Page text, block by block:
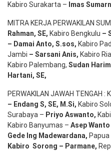
Kabiro Surakarta – Imas
MITRA KERJA PERWAKILAN
Rahman, SE, Kabiro Bengkulu –
– Damai Anto, S.sos, Kabiro
Jambi – Sarsani Anis, Kabiro
Kabiro Palembang, Sudan
Hartani, SE,
PERWAKILAN JAWAH TENGAH :
– Endang S, SE, M.Si, Kabiro
Surabaya – Priyo Aswanto,
Kabiro Banyumas – AsepWanto
Gede Ing Madewardana, Papua
Kabiro Sorong – Parmane,